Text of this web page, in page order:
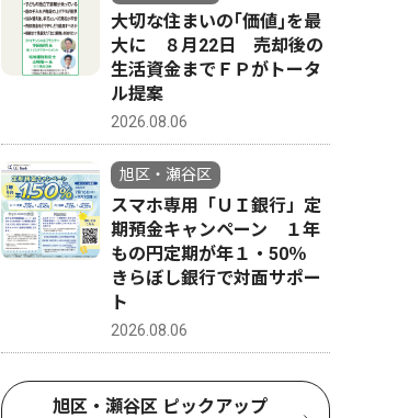
トップニュース 社会
旭区・瀬谷区 2026.08.06
瀬谷区のケアマネ組織 「在
宅介護従事者の安全を」 殺
害事件受け国に要望
保土ケ
大切な住まいの｢価値｣を最
大に ８月22日 売却後の
生活資金までＦＰがトータ
ル提案
2026.08.06
旭区・瀬谷区
スマホ専用「ＵＩ銀行」定
期預金キャンペーン １年
もの円定期が年１・50％
きらぼし銀行で対面サポー
ト
2026.08.06
旭区・瀬谷区 ピックアップ